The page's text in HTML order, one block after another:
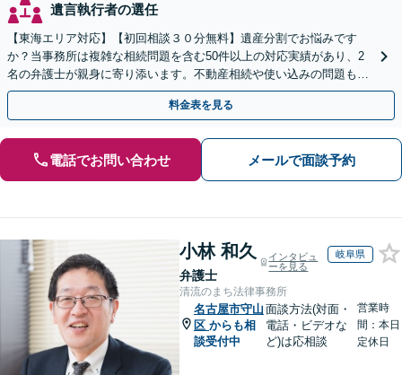
遺言執行者の選任
【東海エリア対応】【初回相談３０分無料】遺産分割でお悩みです
か？当事務所は複雑な相続問題を含む50件以上の対応実績があり、2
名の弁護士が親身に寄り添います。不動産相続や使い込みの問題も分
かりやすく解説。WEB相談可能。LINE予約受付中
料金表を見る
電話でお問い合わせ メールで面談予約
小林 和久
弁護士
インタビュ
ーを見る
岐阜県
清流のまち法律事務所
名古屋市守山
区 からも相
談受付中
面談方法(対面・
電話・ビデオな
ど)は応相談
営業時
間：本日
定休日